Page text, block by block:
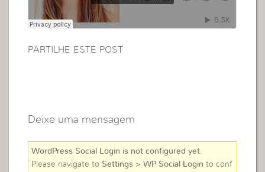
PARTILHE ESTE POST
Deixe uma mensagem
WordPress Social Login is not configured yet.
Please navigate to Settings > WP Social Login to conf